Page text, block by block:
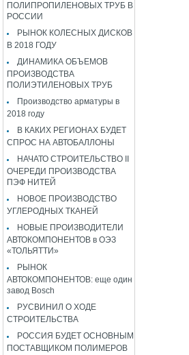
ПОЛИПРОПИЛЕНОВЫХ ТРУБ В
РОССИИ
РЫНОК КОЛЕСНЫХ ДИСКОВ
В 2018 ГОДУ
ДИНАМИКА ОБЪЕМОВ
ПРОИЗВОДСТВА
ПОЛИЭТИЛЕНОВЫХ ТРУБ
Производство арматуры в
2018 году
В КАКИХ РЕГИОНАХ БУДЕТ
СПРОС НА АВТОБАЛЛОНЫ
НАЧАТО СТРОИТЕЛЬСТВО II
ОЧЕРЕДИ ПРОИЗВОДСТВА
ПЭФ НИТЕЙ
НОВОЕ ПРОИЗВОДСТВО
УГЛЕРОДНЫХ ТКАНЕЙ
НОВЫЕ ПРОИЗВОДИТЕЛИ
АВТОКОМПОНЕНТОВ в ОЭЗ
«ТОЛЬЯТТИ»
РЫНОК
АВТОКОМПОНЕНТОВ: еще один
завод Bosch
РУСВИНИЛ О ХОДЕ
СТРОИТЕЛЬСТВА
РОССИЯ БУДЕТ ОСНОВНЫМ
ПОСТАВЩИКОМ ПОЛИМЕРОВ